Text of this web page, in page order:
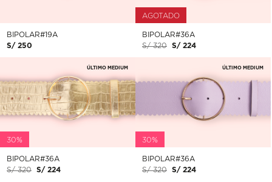
BIPOLAR#19A
S/ 250
AGOTADO
BIPOLAR#36A
S/ 320
S/ 224
30%
BIPOLAR#36A
S/ 320
S/ 224
ÚLTIMO MEDIUM
30%
BIPOLAR#36A
S/ 320
S/ 224
ÚLTIMO MEDIUM